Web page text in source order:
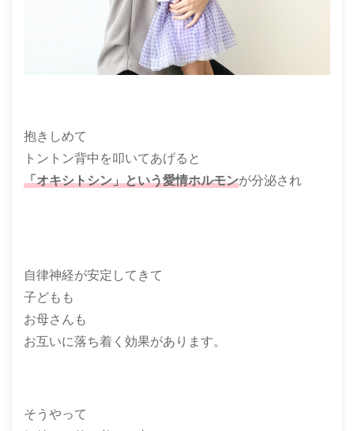
抱きしめて
トントン背中を叩いてあげると
「オキシトシン」という愛情ホルモンが分泌され
自律神経が安定してきて
子どもも
お母さんも
お互いに落ち着く効果があります。
そうやって